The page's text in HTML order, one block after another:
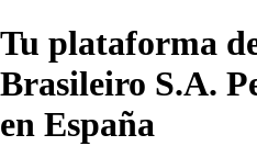
Tu plataforma
Brasileiro S.A.
en España